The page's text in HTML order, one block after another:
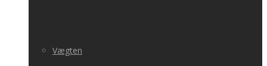
Vægten